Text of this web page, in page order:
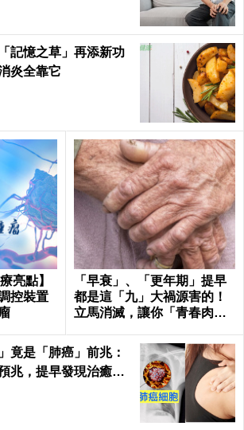
記憶之草」再添新功
炎全靠它
亮點】
控裝置
「早衰」、「更年期」提早
都是這「九」大禍源害的！
立馬消滅，讓你「青春肉
竟是「肺癌」前兆：
兆，提早發現治癒率